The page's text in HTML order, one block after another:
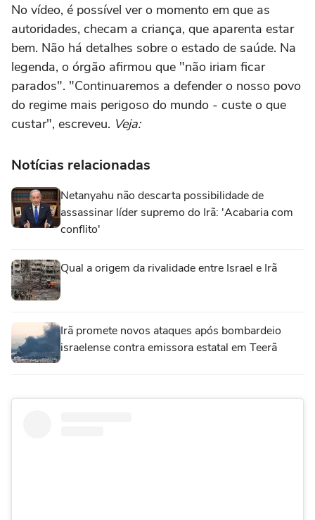
No vídeo, é possível ver o momento em que as
autoridades, checam a criança, que aparenta estar
bem. Não há detalhes sobre o estado de saúde. Na
legenda, o órgão afirmou que "não iriam ficar
parados". "Continuaremos a defender o nosso povo
do regime mais perigoso do mundo - custe o que
custar", escreveu. Veja:
Notícias relacionadas
Netanyahu não descarta possibilidade de
assassinar líder supremo do Irã: 'Acabaria com
conflito'
Qual a origem da rivalidade entre Israel e Irã
Irã promete novos ataques após bombardeio
israelense contra emissora estatal em Teerã